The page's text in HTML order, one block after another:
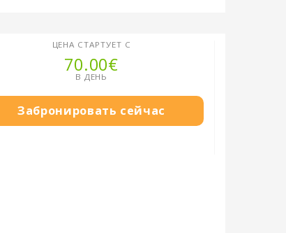
ЦЕНА СТАРТУЕТ С
70.00€
В ДЕНЬ
Забронировать сейчас